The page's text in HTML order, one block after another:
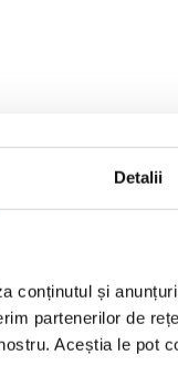
Detalii
conținutul și
partenerilor de
Aceștia le pot